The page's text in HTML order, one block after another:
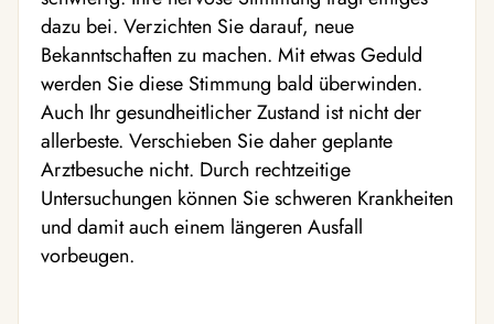
dazu bei. Verzichten Sie darauf, neue
Bekanntschaften zu machen. Mit etwas Geduld
werden Sie diese Stimmung bald überwinden.
Auch Ihr gesundheitlicher Zustand ist nicht der
allerbeste. Verschieben Sie daher geplante
Arztbesuche nicht. Durch rechtzeitige
Untersuchungen können Sie schweren Krankheiten
und damit auch einem längeren Ausfall
vorbeugen.